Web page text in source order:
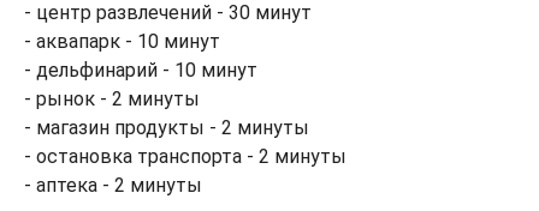
- центр развлечений - 30 минут
- аквапарк - 10 минут
- дельфинарий - 10 минут
- рынок - 2 минуты
- магазин продукты - 2 минуты
- остановка транспорта - 2 минуты
- аптека - 2 минуты